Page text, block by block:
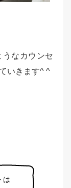
なカウンセ
いきます^ ^
は